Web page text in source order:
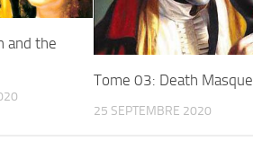
and the
Tome 03: Death Masque
25 SEPTEMBRE 2020